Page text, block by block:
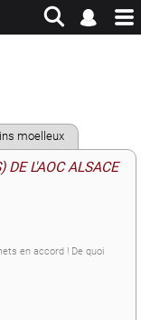
moelleux
DE L'AOC ALSACE
en accord ! De quoi
uniquement